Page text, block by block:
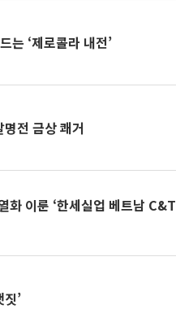
는 ‘제로콜라 내전’
전 금상 쾌거
화 이룬 ‘한세실업 베트남 C&T
’